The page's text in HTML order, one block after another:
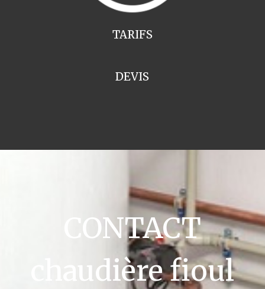
TARIFS
DEVIS
CONTACT
chaudière fioul